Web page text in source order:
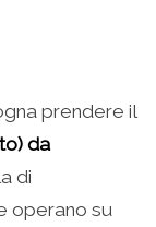
prendere il
da
di
operano su